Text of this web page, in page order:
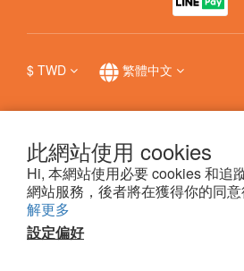
此網站使用 cookies
Hi, 本網站使用必要 cookies 和追
網站服務，後者將在獲得你的同意
解更多
設定偏好
$ TWD 繁體中文
提醒您，我們不會以電話或簡訊方式通知變
科普瑞國際股份有限公司 © 哩